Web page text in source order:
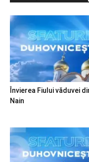
Învierea Fiului văduvei
Nain